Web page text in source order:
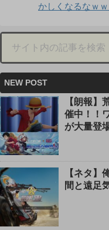
かしくなるなｗ
NEW POST
【朗報】
催中！！
が大量登
【ネタ】
間と遠足